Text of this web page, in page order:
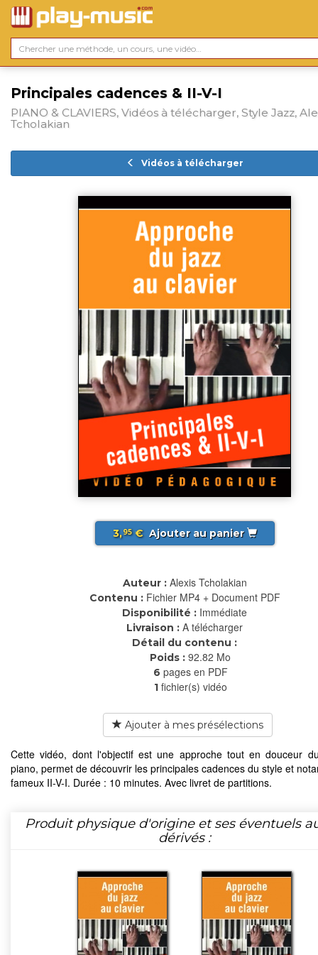
Principales cadences & II-V-I
PIANO & CLAVIERS, Vidéos à télécharger, Style Jazz,
Tcholakian
Vidéos à télécharger
3,95€ Ajouter au panier
Auteur : Alexis Tcholakian
Contenu : Fichier MP4 + Document PDF
Disponibilité : Immédiate
Livraison : A télécharger
Détail du contenu :
Poids : 92.82 Mo
6 pages en PDF
1 fichier(s) vidéo
Ajouter à mes présélections
Cette vidéo, dont l'objectif est une approche tout en douceur
piano, permet de découvrir les principales cadences du style et
fameux II-V-I. Durée : 10 minutes. Avec livret de partitions.
Produit physique d'origine et ses éventuels
dérivés :